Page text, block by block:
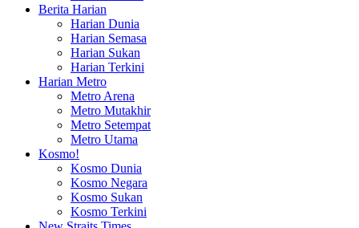
Berita Harian
Harian Dunia
Harian Semasa
Harian Sukan
Harian Terkini
Harian Metro
Metro Arena
Metro Mutakhir
Metro Setempat
Metro Utama
Kosmo!
Kosmo Dunia
Kosmo Negara
Kosmo Sukan
Kosmo Terkini